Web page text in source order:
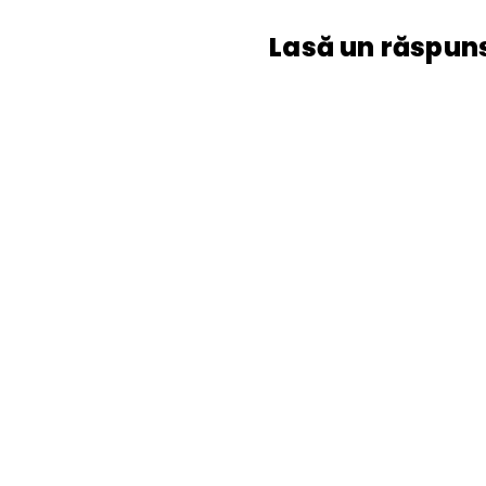
Lasă un